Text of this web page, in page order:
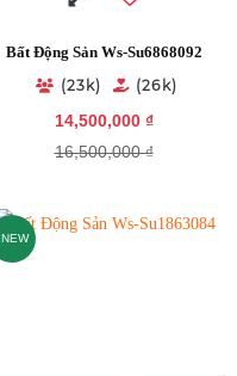
Bất Động Sản Ws-Su6868092
(23k)
(26k)
14,500,000 ₫
16,500,000 ₫
NEW